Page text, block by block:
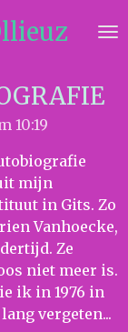
10:19
mijn
in Gits. Zo
Vanhoecke,
Ze
niet meer is.
ik in 1976 in
vergeten...